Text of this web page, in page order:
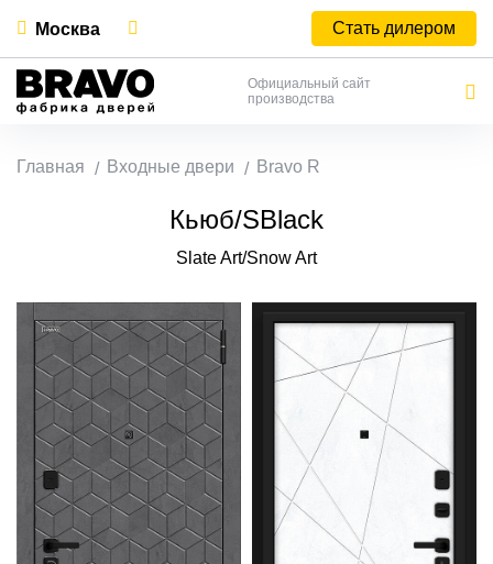
Москва Стать дилером
Официальный сайт
производства
Главная Входные двери Bravo R
Кьюб/SBlack
Slate Art/Snow Art